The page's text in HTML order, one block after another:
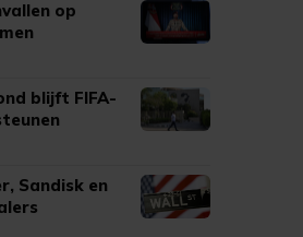
op
blijft FIFA-
Sandisk en